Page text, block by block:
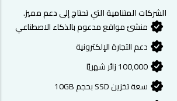
الشركات المتنامية التي تحتاج إلى دعم مميز.
منشئ مواقع مدعوم بالذكاء الاصطناعي
دعم التجارة الإلكترونية
100,000 زائر شهريًا
سعة تخزين SSD بحجم 10GB